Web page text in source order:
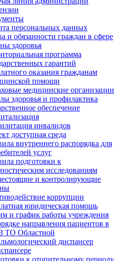
персональных данных
и обязанности граждан в сфере
здоровья
программа
гарантий
оказания гражданам
помощи
медицинские организации
здоровья и профилактика
обеспечение
инвалидов
доступная среда
внутреннего распорядка для
услуг
подготовки к
исследованиям
и контролирующие
коррупции
юридическая помощь
и график работы учреждения
направления пациентов в
ТО Областной
диспансер
к отопительному периоду